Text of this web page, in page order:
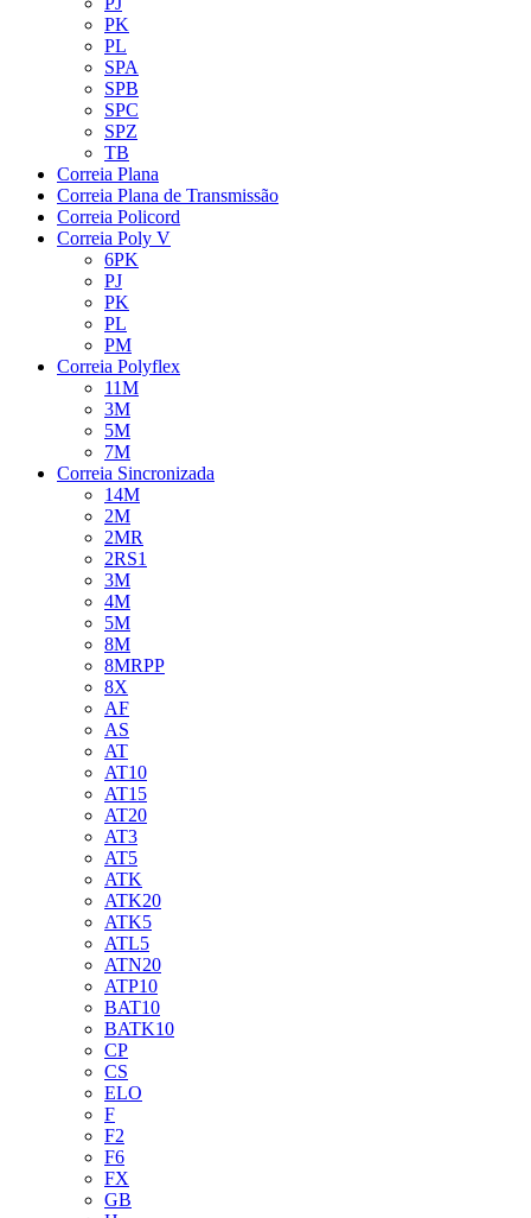
PK
PL
SPA
SPB
SPC
SPZ
TB
Correia Plana
Correia Plana de Transmissão
Correia Policord
Correia Poly V
6PK
PJ
PK
PL
PM
Correia Polyflex
11M
3M
5M
7M
Correia Sincronizada
14M
2M
2MR
2RS1
3M
4M
5M
8M
8MRPP
8X
AF
AS
AT
AT10
AT15
AT20
AT3
AT5
ATK
ATK20
ATK5
ATL5
ATN20
ATP10
BAT10
BATK10
CP
CS
ELO
F
F2
F6
FX
GB